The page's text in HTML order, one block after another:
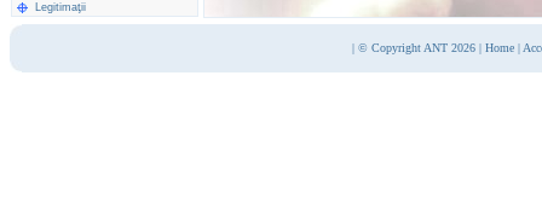
Legitimaţii
| © Copyright ANT 2026 | Home |